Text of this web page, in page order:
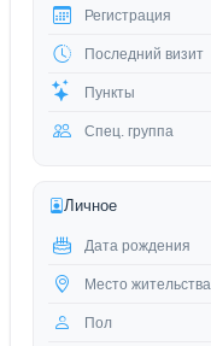
Регистрация
Последний визит
Пункты
Спец. группа
Личное
Дата рождения
Место жительства
Пол